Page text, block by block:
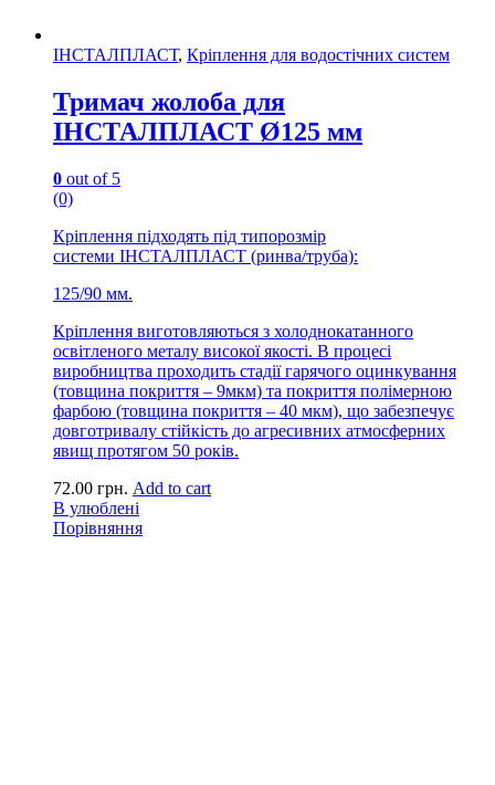
ІНСТАЛПЛАСТ, Кріплення для водостічних систем
Тримач жолоба для
ІНСТАЛПЛАСТ Ø125 мм
0 out of 5
(0)
Кріплення підходять під типорозмір
системи ІНСТАЛПЛАСТ (ринва/труба):
125/90 мм.
Кріплення виготовляються з холоднокатанного
освітленого металу високої якості. В процесі
виробництва проходить стадії гарячого оцинкування
(товщина покриття – 9мкм) та покриття полімерною
фарбою (товщина покриття – 40 мкм), що забезпечує
довготривалу стійкість до агресивних атмосферних
явищ протягом 50 років.
72.00 грн. Add to cart
В улюблені
Порівняння